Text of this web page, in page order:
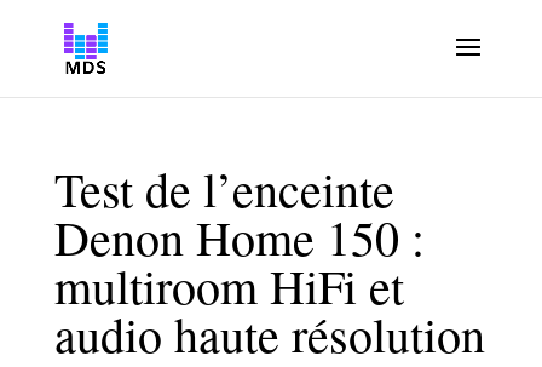
Test de l’enceinte
Denon Home 150 :
multiroom HiFi et
audio haute résolution